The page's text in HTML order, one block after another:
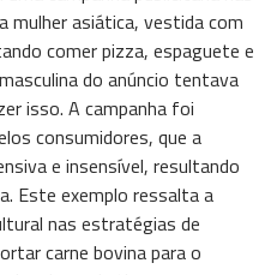
mulher asiática, vestida com
comer pizza, espaguete e
do anúncio tentava
isso. A campanha foi
consumidores, que a
e insensível, resultando
Este exemplo ressalta a
nas estratégias de
carne bovina para o